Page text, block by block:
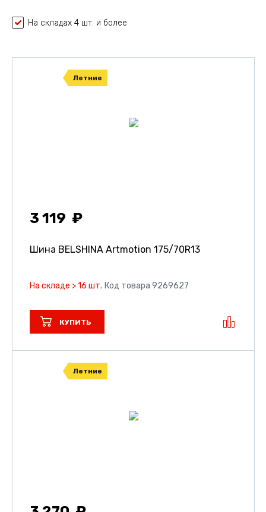
На складах 4 шт. и более
Летние
3 119
Шина BELSHINA Artmotion 175/70R13
На складе > 16 шт. Код товара 9269627
КУПИТЬ
Летние